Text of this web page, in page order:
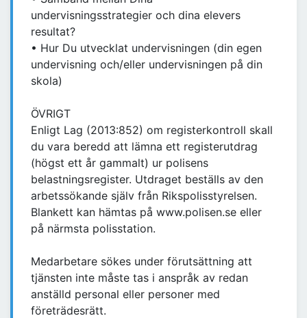
undervisningsstrategier och dina elevers
resultat?
• Hur Du utvecklat undervisningen (din egen
undervisning och/eller undervisningen på din
skola)
ÖVRIGT
Enligt Lag (2013:852) om registerkontroll skall
du vara beredd att lämna ett registerutdrag
(högst ett år gammalt) ur polisens
belastningsregister. Utdraget beställs av den
arbetssökande själv från Rikspolisstyrelsen.
Blankett kan hämtas på www.polisen.se eller
på närmsta polisstation.
Medarbetare sökes under förutsättning att
tjänsten inte måste tas i anspråk av redan
anställd personal eller personer med
företrädesrätt.